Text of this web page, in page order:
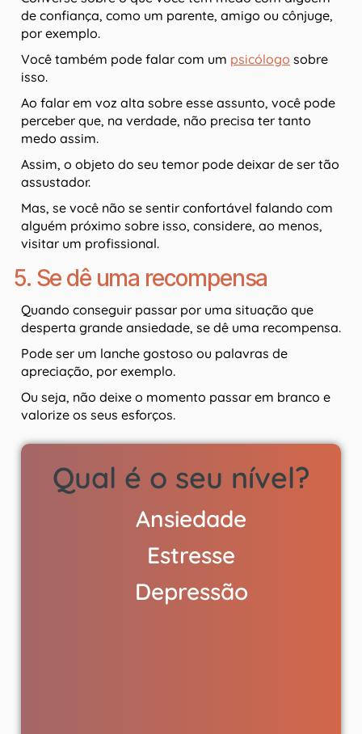
de confiança, como um parente, amigo ou cônjuge,
por exemplo.
Você também pode falar com um psicólogo sobre
isso.
Ao falar em voz alta sobre esse assunto, você pode
perceber que, na verdade, não precisa ter tanto
medo assim.
Assim, o objeto do seu temor pode deixar de ser tão
assustador.
Mas, se você não se sentir confortável falando com
alguém próximo sobre isso, considere, ao menos,
visitar um profissional.
5. Se dê uma recompensa
Quando conseguir passar por uma situação que
desperta grande ansiedade, se dê uma recompensa.
Pode ser um lanche gostoso ou palavras de
apreciação, por exemplo.
Ou seja, não deixe o momento passar em branco e
valorize os seus esforços.
Qual é o seu nível?
Ansiedade
Estresse
Depressão